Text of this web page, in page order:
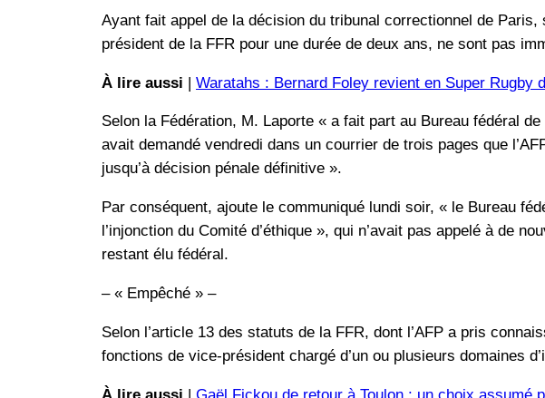
Ayant fait appel de la décision du tribunal correctionnel de
président de la FFR pour une durée de deux ans, ne sont pas
À lire aussi | Waratahs : Bernard Foley revient en Super Rugby
Selon la Fédération, M. Laporte « a fait part au Bureau fédéral
avait demandé vendredi dans un courrier de trois pages que
jusqu’à décision pénale définitive ».
Par conséquent, ajoute le communiqué lundi soir, « le Bureau
l’injonction du Comité d’éthique », qui n’avait pas appelé à de
restant élu fédéral.
– « Empêché » –
Selon l’article 13 des statuts de la FFR, dont l’AFP a pris
fonctions de vice-président chargé d’un ou plusieurs domaines
À lire aussi | Gaël Fickou de retour à Toulon : un choix assumé